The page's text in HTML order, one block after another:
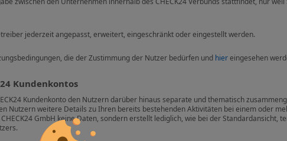
jederzeit angepasst, erweitert, eingeschränkt oder eingestellt werden.
die der Zustimmung der Nutzer bedürfen und hiereingesehen
Kundenkontos
Kundenkonto den Nutzern darüber hinaus separate und thematisch
Nutzern weitere Details zu Ihren bereits bestehenden Aktivitäten bei einem oder
GmbH keine Daten, sondern erstellt lediglich, wie bei der Standardansicht,